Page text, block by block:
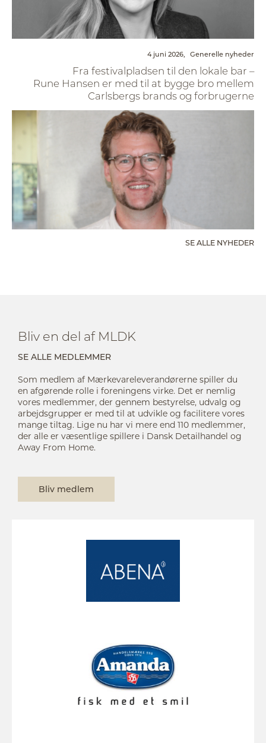
4 juni 2026, Generelle nyheder
Fra festivalpladsen til den lokale bar –
Rune Hansen er med til at bygge bro mellem
Carlsbergs brands og forbrugerne
SE ALLE NYHEDER
Bliv en del af MLDK
SE ALLE MEDLEMMER
Som medlem af Mærkevareleverandørerne spiller du
en afgørende rolle i foreningens virke. Det er nemlig
vores medlemmer, der gennem bestyrelse, udvalg og
arbejdsgrupper er med til at udvikle og facilitere vores
mange tiltag. Lige nu har vi mere end 110 medlemmer,
der alle er væsentlige spillere i Dansk Detailhandel og
Away From Home.
Bliv medlem